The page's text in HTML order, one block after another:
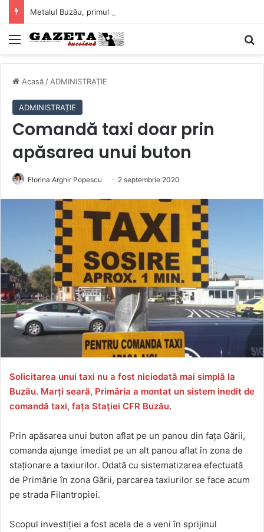
Mediu
Acasă / ADMINISTRAȚIE
ADMINISTRAȚIE
Comandă taxi doar prin
apăsarea unui buton
Florina Arghir Popescu 2 septembrie 2020
Solicitarea unui taxi nu a fost niciodată mai simplă la
Buzău. Marți seară, Primăria a montat un sistem inedit de
comandă taxi, fața Stației CFR Buzău.
Prin apăsarea unui buton aflat pe un panou din fața Gării,
comanda ajunge imediat pe un alt panou aflat în zona de
staționare a taxiurilor. Odată cu sistematizarea efectuată
de Primărie în zona Gării, parcarea taxiurilor se face acum
pe strada Filantropiei.
Scopul investiției a fost acela de a veni în sprijinul